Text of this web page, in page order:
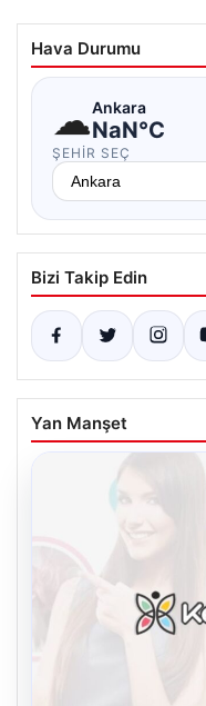
Hava Durumu
☁Ankara
NaN°C
ŞEHIR SEÇ
Bizi Takip Edin
Yan Manşet